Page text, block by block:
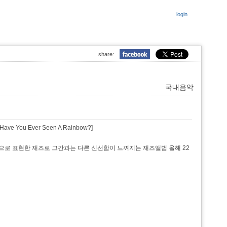
login
share:
국내음악
You Ever Seen A Rainbow?]
표현한 재즈로 그간과는 다른 신선함이 느껴지는 재즈앨범 올해 22